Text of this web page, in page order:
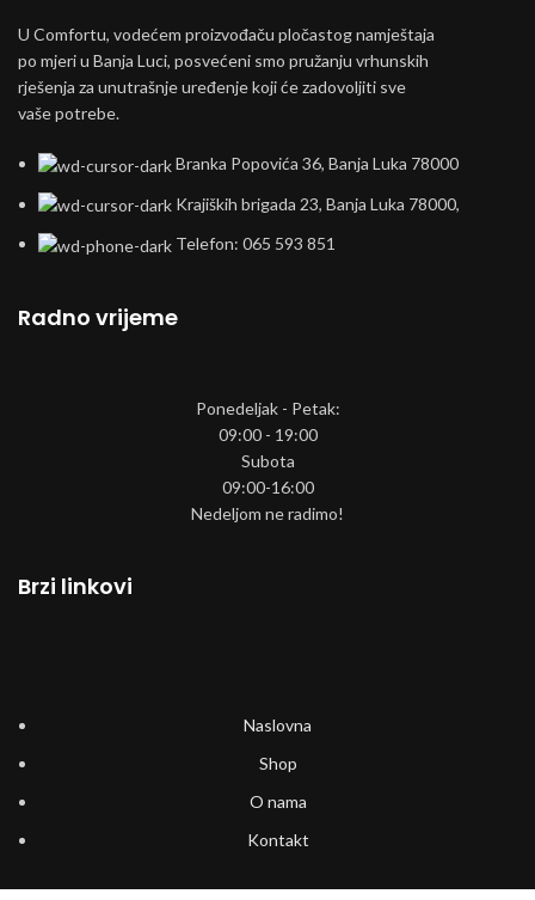
U Comfortu, vodećem proizvođaču pločastog namještaja
po mjeri u Banja Luci, posvećeni smo pružanju vrhunskih
rješenja za unutrašnje uređenje koji će zadovoljiti sve
vaše potrebe.
Branka Popovića 36, Banja Luka 78000
Krajiških brigada 23, Banja Luka 78000,
Telefon: 065 593 851
Radno vrijeme
Ponedeljak - Petak:
09:00 - 19:00
Subota
09:00-16:00
Nedeljom ne radimo!
Brzi linkovi
Naslovna
Shop
O nama
Kontakt